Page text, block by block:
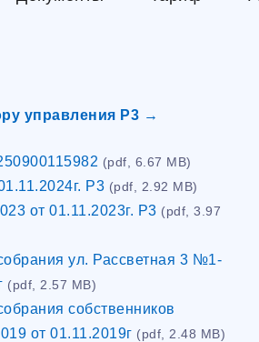
управления Р3 →
(pdf, 6.67 MB)
Р3 (pdf, 2.92 MB)
от 01.11.2023г. Р3 (pdf, 3.97
ул. Рассветная 3 №1-
(pdf, 2.57 MB)
собственников
от 01.11.2019г (pdf, 2.48 MB)